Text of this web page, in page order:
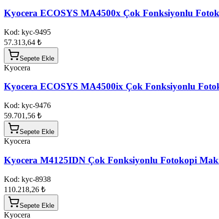
Kyocera ECOSYS MA4500x Çok Fonksiyonlu
Kod: kyc-9495
57.313,64 ₺
Sepete Ekle
Kyocera
Kyocera ECOSYS MA4500ix Çok Fonksiyonlu
Kod: kyc-9476
59.701,56 ₺
Sepete Ekle
Kyocera
Kyocera M4125IDN Çok Fonksiyonlu Fotokopi
Kod: kyc-8938
110.218,26 ₺
Sepete Ekle
Kyocera